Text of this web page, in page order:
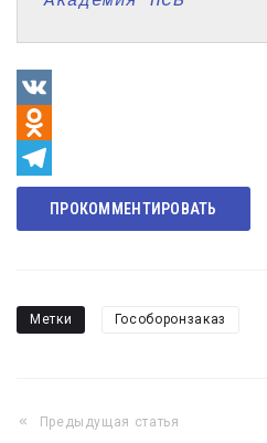
VK
Odnoklassniki
Telegram
ПРОКОММЕНТИРОВАТЬ
Метки Гособоронзаказ
Навигация
Предыдущая статья